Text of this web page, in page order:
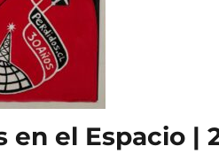
en el Espacio |